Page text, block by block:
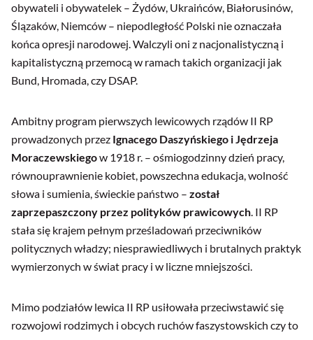
obywateli i obywatelek – Żydów, Ukraińców, Białorusinów,
Ślązaków, Niemców – niepodległość Polski nie oznaczała
końca opresji narodowej. Walczyli oni z nacjonalistyczną i
kapitalistyczną przemocą w ramach takich organizacji jak
Bund, Hromada, czy DSAP.
Ambitny program pierwszych lewicowych rządów II RP
prowadzonych przez Ignacego Daszyńskiego i Jędrzeja
Moraczewskiegow 1918 r. – ośmiogodzinny dzień pracy,
równouprawnienie kobiet, powszechna edukacja, wolność
słowa i sumienia, świeckie państwo – został
zaprzepaszczony przez polityków prawicowych. II RP
stała się krajem pełnym prześladowań przeciwników
politycznych władzy; niesprawiedliwych i brutalnych praktyk
wymierzonych w świat pracy i w liczne mniejszości.
Mimo podziałów lewica II RP usiłowała przeciwstawić się
rozwojowi rodzimych i obcych ruchów faszystowskich czy to